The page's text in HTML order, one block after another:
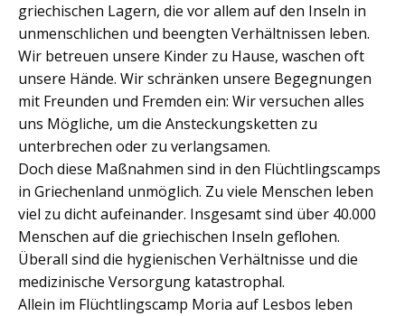
griechischen Lagern, die vor allem auf den Inseln in
unmenschlichen und beengten Verhältnissen leben.
Wir betreuen unsere Kinder zu Hause, waschen oft
unsere Hände. Wir schränken unsere Begegnungen
mit Freunden und Fremden ein: Wir versuchen alles
uns Mögliche, um die Ansteckungsketten zu
unterbrechen oder zu verlangsamen.
Doch diese Maßnahmen sind in den Flüchtlingscamps
in Griechenland unmöglich. Zu viele Menschen leben
viel zu dicht aufeinander. Insgesamt sind über 40.000
Menschen auf die griechischen Inseln geflohen.
Überall sind die hygienischen Verhältnisse und die
medizinische Versorgung katastrophal.
Allein im Flüchtlingscamp Moria auf Lesbos leben